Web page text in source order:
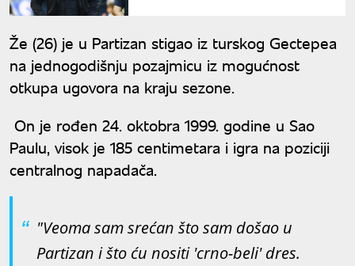
Že (26) je u Partizan stigao iz turskog Gectepea
na jednogodišnju pozajmicu iz mogućnost
otkupa ugovora na kraju sezone.
On je rođen 24. oktobra 1999. godine u Sao
Paulu, visok je 185 centimetara i igra na poziciji
centralnog napadača.
"Veoma sam srećan što sam došao u
Partizan i što ću nositi 'crno-beli' dres.